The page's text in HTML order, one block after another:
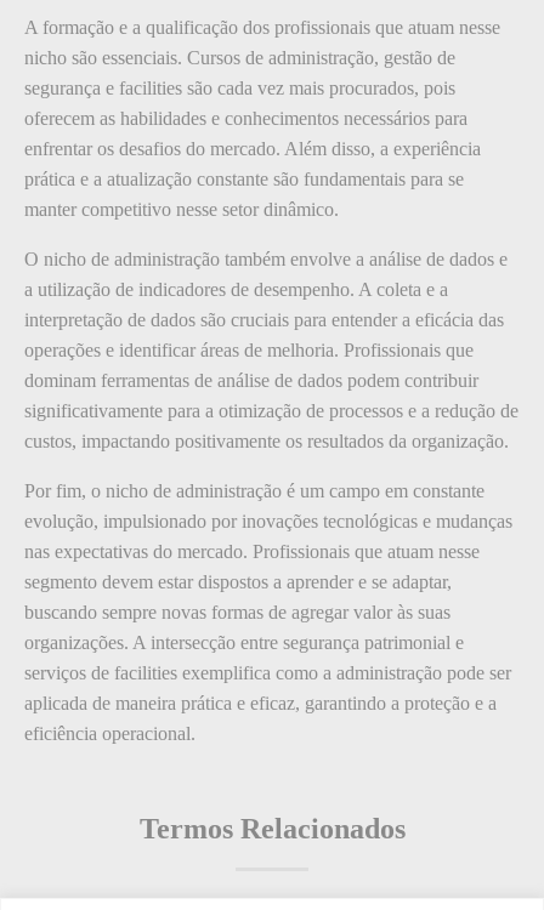
A formação e a qualificação dos profissionais que atuam nesse
nicho são essenciais. Cursos de administração, gestão de
segurança e facilities são cada vez mais procurados, pois
oferecem as habilidades e conhecimentos necessários para
enfrentar os desafios do mercado. Além disso, a experiência
prática e a atualização constante são fundamentais para se
manter competitivo nesse setor dinâmico.
O nicho de administração também envolve a análise de dados e
a utilização de indicadores de desempenho. A coleta e a
interpretação de dados são cruciais para entender a eficácia das
operações e identificar áreas de melhoria. Profissionais que
dominam ferramentas de análise de dados podem contribuir
significativamente para a otimização de processos e a redução de
custos, impactando positivamente os resultados da organização.
Por fim, o nicho de administração é um campo em constante
evolução, impulsionado por inovações tecnológicas e mudanças
nas expectativas do mercado. Profissionais que atuam nesse
segmento devem estar dispostos a aprender e se adaptar,
buscando sempre novas formas de agregar valor às suas
organizações. A intersecção entre segurança patrimonial e
serviços de facilities exemplifica como a administração pode ser
aplicada de maneira prática e eficaz, garantindo a proteção e a
eficiência operacional.
Termos Relacionados